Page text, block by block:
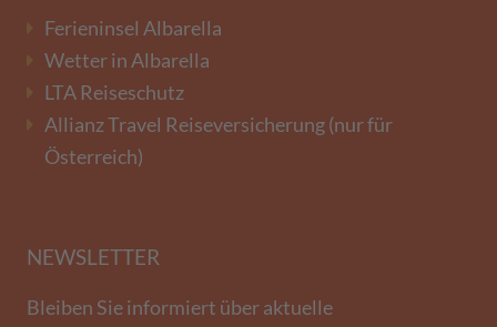
Ferieninsel Albarella
Wetter in Albarella
LTA Reiseschutz
Allianz Travel Reiseversicherung (nur für
Österreich)
NEWSLETTER
Bleiben Sie informiert über aktuelle